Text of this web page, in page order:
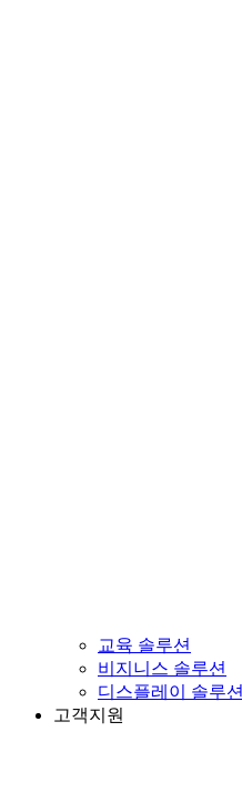
교육 솔루션
비지니스 솔루션
디스플레이 솔루션
고객지원